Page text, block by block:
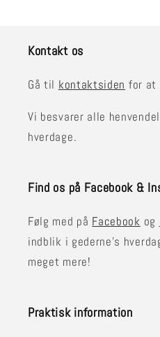
Kontakt os
Gå til kontaktsiden for at
Vi besvarer alle
hverdage.
Find os på Facebook &
Følg med på Facebook og
indblik i gederne's
meget mere!
Praktisk information